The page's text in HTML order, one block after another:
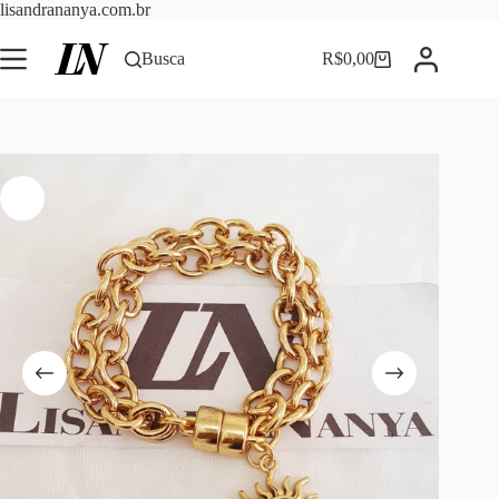
lisandrananya.com.brPular
o
conteúdo
Busca Carrinho
R$0,00